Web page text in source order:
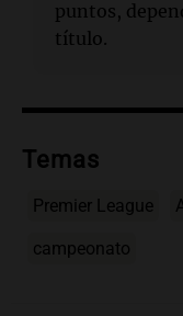
puntos,
título.
Temas
Premier League
campeonato